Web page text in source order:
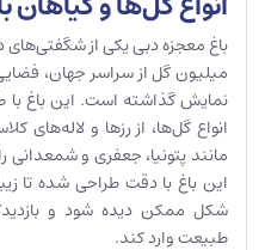
میلیون گل از سراسر جهان،
نمایش گذاشته است. این باغ با
انواع گل‌ها، از رزها و لاله‌های
مانند پتونیا، جعفری و
این باغ با دقت طراحی شده تا
شکل ممکن دیده شود و
طبیعت وارد کند.